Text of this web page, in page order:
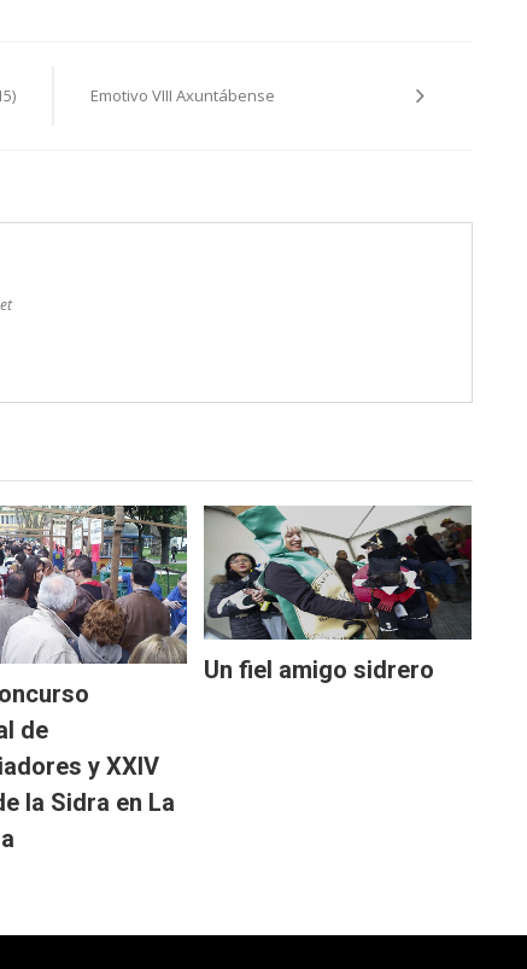
Emotivo VIII Axuntábense
de
y XXIV
la Sidra en La
Un fiel amigo sidrero